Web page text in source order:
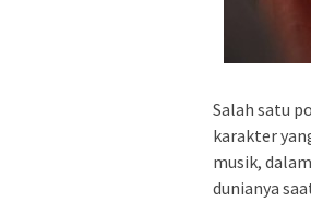
Salah satu
karakter
musik,
dunianya